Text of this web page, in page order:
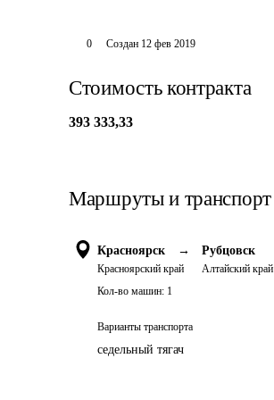
0 Создан 12 фев 2019
Стоимость контракта
393 333,33
Маршруты и транспорт
Красноярск →
Красноярский край
Рубцовск
Алтайский край
Кол-во машин: 1
Варианты транспорта
седельный тягач